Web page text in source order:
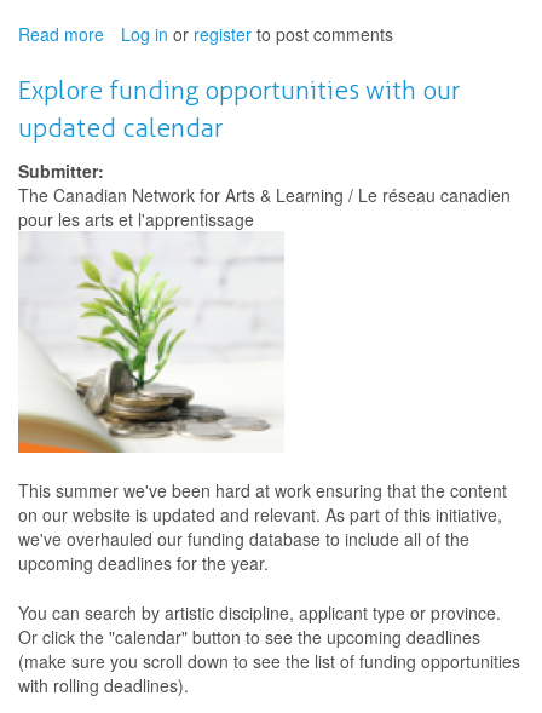
Read more about
diverses
possibilités
de
notre
calendrier
mis
jour
Log in or register to post comments
Explore funding opportunities with our
updated calendar
Submitter:
The Canadian Network for Arts & Learning / Le réseau canadien
pour les arts et l'apprentissage
This summer we've been hard at work ensuring that the content
on our website is updated and relevant. As part of this initiative,
we've overhauled our funding database to include all of the
upcoming deadlines for the year.
You can search by artistic discipline, applicant type or province.
Or click the "calendar" button to see the upcoming deadlines
(make sure you scroll down to see the list of funding opportunities
with rolling deadlines).